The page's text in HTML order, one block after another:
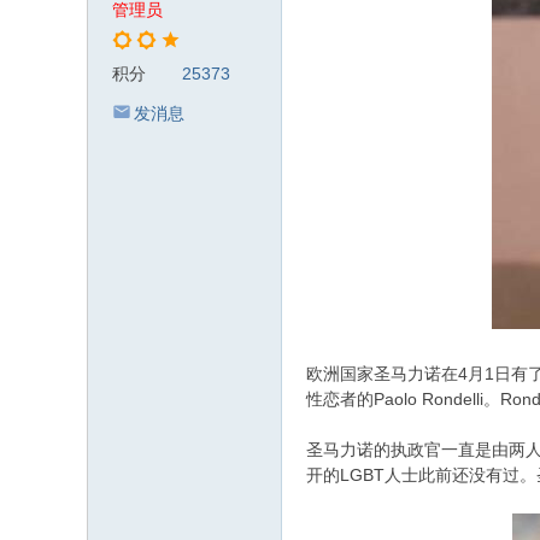
管理员
积分 25373
发消息
欧洲国家圣马力诺在4月1日有
性恋者的Paolo Rondelli。
圣马力诺的执政官一直是由两
开的LGBT人士此前还没有过